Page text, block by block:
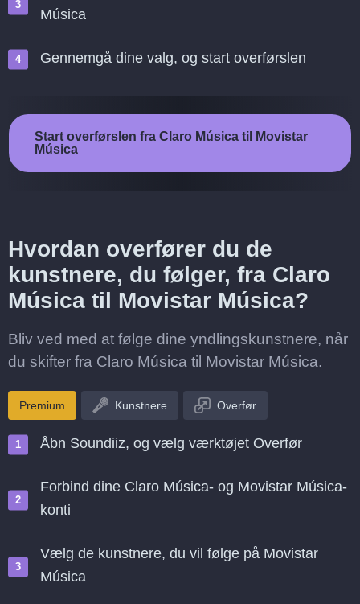
Música
Gennemgå dine valg, og start overførslen
Start overførslen fra Claro Música til Movistar
Música
Hvordan overfører du de
kunstnere, du følger, fra Claro
Música til Movistar Música?
Bliv ved med at følge dine yndlingskunstnere, når
du skifter fra Claro Música til Movistar Música.
Premium Kunstnere Overfør
Åbn Soundiiz, og vælg værktøjet Overfør
Forbind dine Claro Música- og Movistar Música-
konti
Vælg de kunstnere, du vil følge på Movistar
Música